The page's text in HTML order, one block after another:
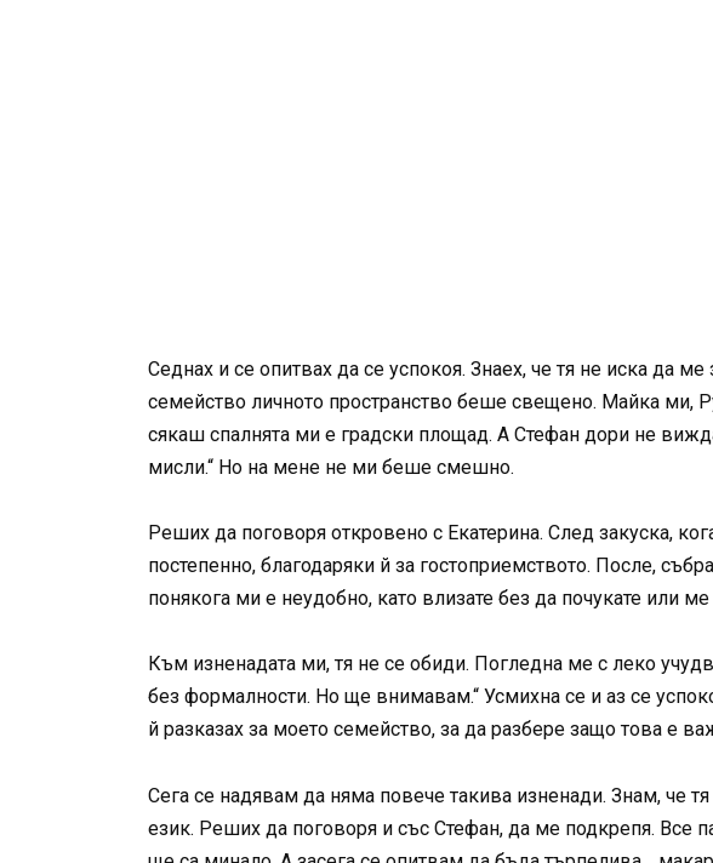
Седнах и се опитвах да се успокоя. Знаех, че тя не иска да
семейство личното пространство беше свещено. Майка ми,
сякаш спалнята ми е градски площад. А Стефан дори не
мисли.“ Но на мене не ми беше смешно.
Реших да поговоря откровено с Екатерина. След закуска,
постепенно, благодаряки й за гостоприемството. После,
понякога ми е неудобно, като влизате без да почукате или
Към изненадата ми, тя не се обиди. Погледна ме с леко
без формалности. Но ще внимавам.“ Усмихна се и аз се
й разказах за моето семейство, за да разбере защо това е
Сега се надявам да няма повече такива изненади. Знам, че
език. Реших да поговоря и със Стефан, да ме подкрепя.